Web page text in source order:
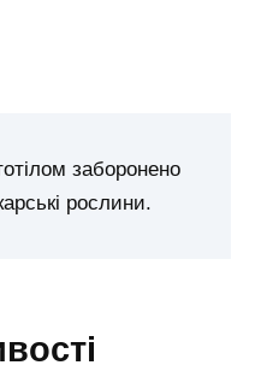
заборонено
рослини.